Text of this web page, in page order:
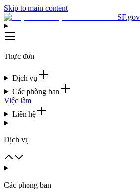
Skip to main content
SF.gov
Thực đơn
Dịch vụ
Các phòng ban
Việc làm
Liên hệ
Dịch vụ
Các phòng ban